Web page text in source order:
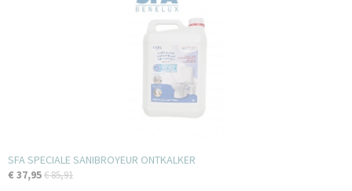
SFA SPECIALE SANIBROYEUR ONTKALKER
€ 37,95€ 85,91